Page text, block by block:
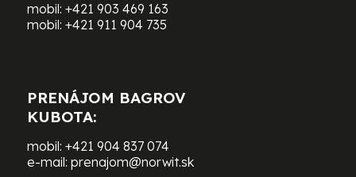
mobil: +421 903 469 163
mobil: +421 911 904 735
PRENÁJOM BAGROV
KUBOTA:
mobil: +421 904 837 074
e-mail: prenajom@norwit.sk